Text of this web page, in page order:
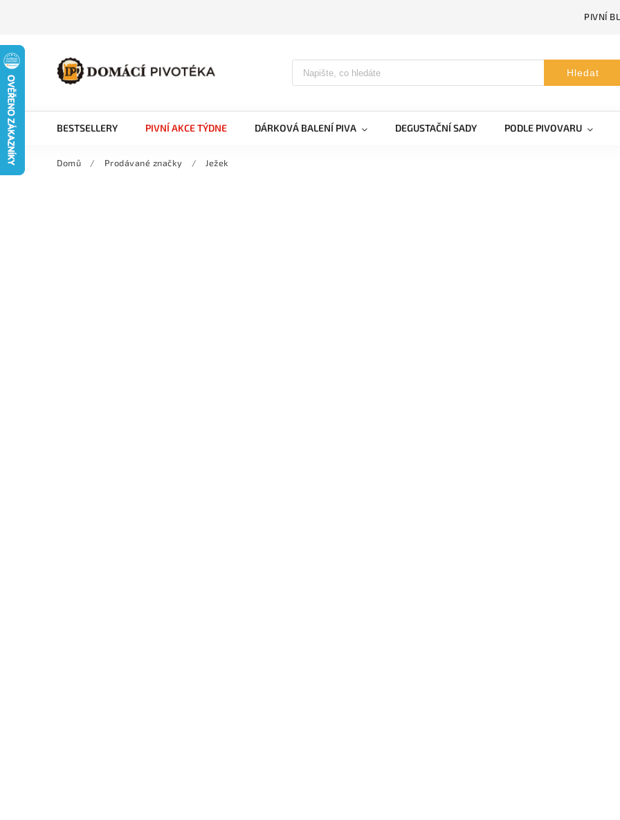
PIVNÍ
Hledat
BESTSELLERY PIVNÍ AKCE TÝDNE DÁRKOVÁ BALENÍ PIVA DEGUSTAČNÍ SADY PODLE PIVOVARU
Domů / Prodávané značky / Ježek